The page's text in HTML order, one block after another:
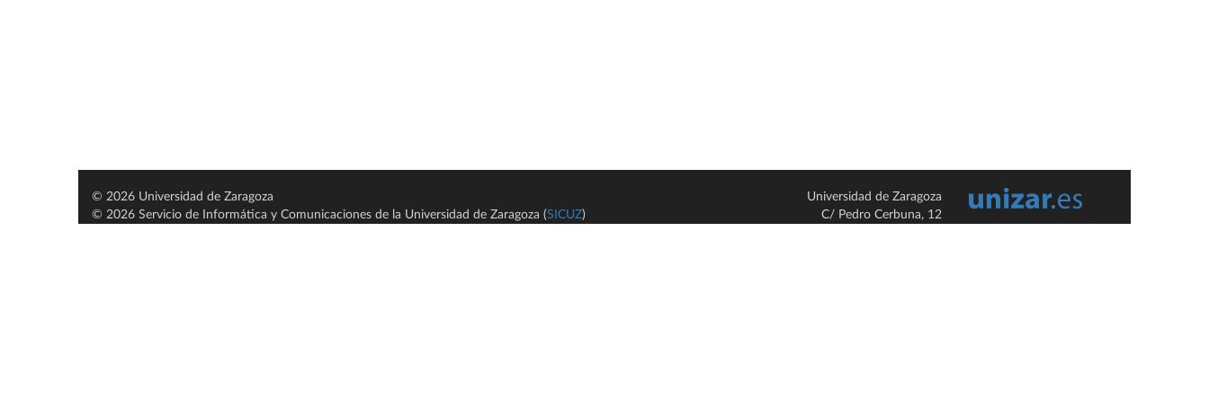
© 2026 Universidad de Zaragoza
© 2026 Servicio de Informática y Comunicaciones de la Universidad de Zaragoza (SICUZ)
Universidad de Zaragoza
C/ Pedro Cerbuna, 12